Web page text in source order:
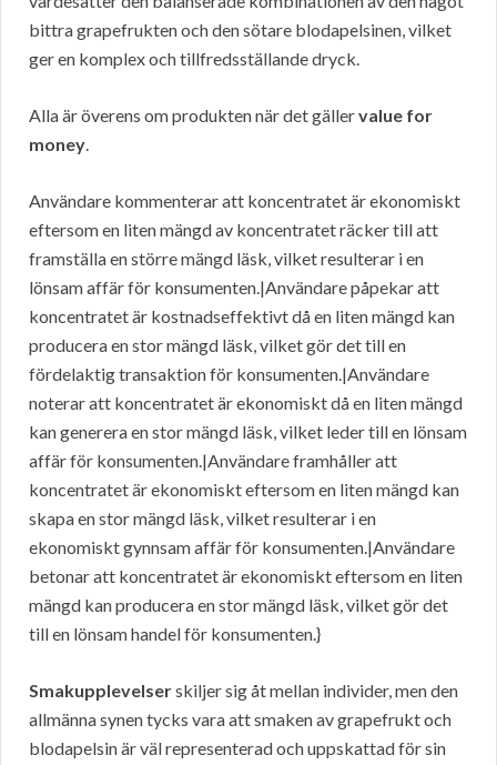
bittra grapefrukten och den sötare blodapelsinen, vilket
ger en komplex och tillfredsställande dryck.
Alla är överens om produkten när det gällervalue for
money.
Användare kommenterar att koncentratet är ekonomiskt
eftersom en liten mängd av koncentratet räcker till att
framställa en större mängd läsk, vilket resulterar i en
lönsam affär för konsumenten.|Användare påpekar att
koncentratet är kostnadseffektivt då en liten mängd kan
producera en stor mängd läsk, vilket gör det till en
fördelaktig transaktion för konsumenten.|Användare
noterar att koncentratet är ekonomiskt då en liten mängd
kan generera en stor mängd läsk, vilket leder till en lönsam
affär för konsumenten.|Användare framhåller att
koncentratet är ekonomiskt eftersom en liten mängd kan
skapa en stor mängd läsk, vilket resulterar i en
ekonomiskt gynnsam affär för konsumenten.|Användare
betonar att koncentratet är ekonomiskt eftersom en liten
mängd kan producera en stor mängd läsk, vilket gör det
till en lönsam handel för konsumenten.}
Smakupplevelserskiljer sig åt mellan individer, men den
allmänna synen tycks vara att smaken av grapefrukt och
blodapelsin är väl representerad och uppskattad för sin